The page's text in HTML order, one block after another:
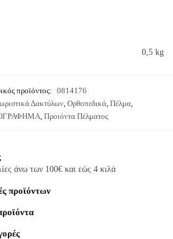
0,5 kg
προϊόντος:
0814176
Δακτύλων Ορθοπεδικά Πέλμα
Προιόντα Πέλματος
άνω των 100€ και εώς 4 κιλά
προϊόντων